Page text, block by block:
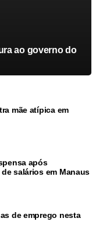
ao governo do
mãe atípica em
após
salários em Manaus
de emprego nesta